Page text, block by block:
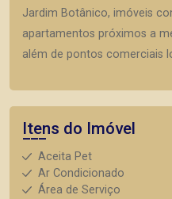
Jardim Botânico, imóveis
apartamentos próximos a
além de pontos comerciais
Itens do Imóvel
Aceita Pet
Ar Condicionado
Área de Serviço